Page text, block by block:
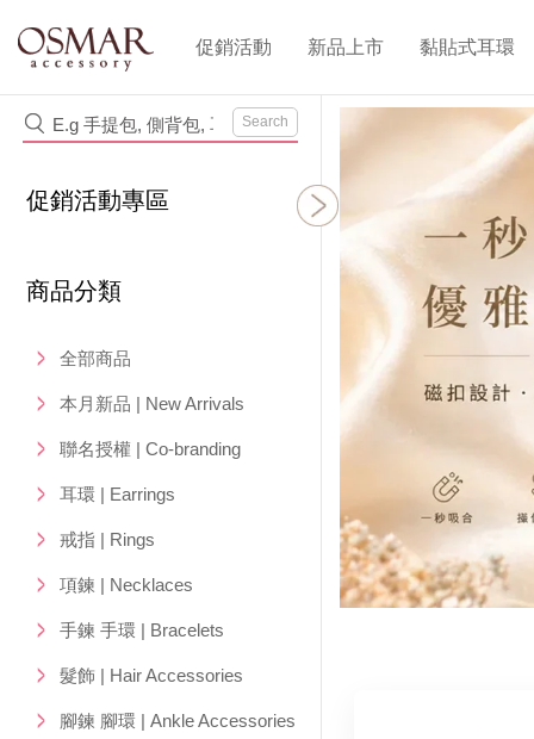
促銷活動 新品上市 黏貼式耳環
Search
促銷活動專區
商品分類
全部商品
本月新品 | New Arrivals
聯名授權 | Co-branding
耳環 | Earrings
戒指 | Rings
項鍊 | Necklaces
手鍊 手環 | Bracelets
髮飾 | Hair Accessories
腳鍊 腳環 | Ankle Accessories